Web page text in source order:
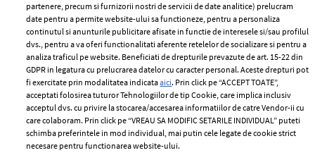
ELLE Style Awards
2024
Despre ELLE
Romania
Contact
Abonamente
Termeni si conditii
Politica de
confidențialitate
Politica de cookies
Publicitate
partenere, precum si furnizorii nostri de servicii de date analitice) prelucram
date pentru a permite website-ului sa functioneze, pentru a personaliza
continutul si anunturile publicitare afisate in functie de interesele si/sau profilul
dvs., pentru a va oferi functionalitati aferente retelelor de socializare si pentru a
analiza traficul pe website. Beneficiati de drepturile prevazute de art. 15-22 din
GDPR in legatura cu prelucrarea datelor cu caracter personal. Aceste drepturi pot
fi exercitate prin modalitatea indicataaici. Prin click pe “ACCEPT TOATE”,
acceptati folosirea tuturor Tehnologiilor de tip Cookie, care implica inclusiv
acceptul dvs. cu privire la stocarea/accesarea informatiilor de catre Vendor-ii cu
care colaboram. Prin click pe “VREAU SA MODIFIC SETARILE INDIVIDUAL” puteti
schimba preferintele in mod individual, mai putin cele legate de cookie strict
necesare pentru functionarea website-ului.